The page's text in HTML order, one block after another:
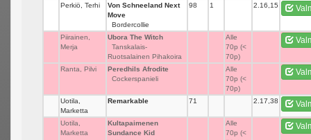
Perkiö, Terhi
Von Schneeland Next
Move
Bordercollie
98 1 2.16,15
Piirainen,
Merja
Ubora The Witch
Tanskalais-
Ruotsalainen Pihakoira
Alle
70p (<
70p)
Ranta, Pilvi
Peredhils Afrodite
Cockerspanieli
Alle
70p (<
70p)
Uotila,
Marketta
Remarkable 71 2.17,38
Uotila,
Marketta
Kultapaimenen
Sundance Kid
Alle
70p (<